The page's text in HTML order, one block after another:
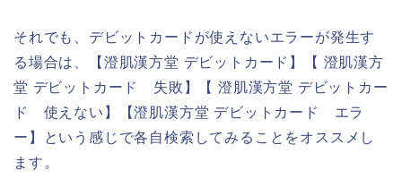
それでも、デビットカードが使えないエラーが発生す
る場合は、【澄肌漢方堂 デビットカード】【 澄肌漢方
堂 デビットカード 失敗】【 澄肌漢方堂 デビットカー
ド 使えない】【澄肌漢方堂 デビットカード エラ
ー】という感じで各自検索してみることをオススメし
ます。